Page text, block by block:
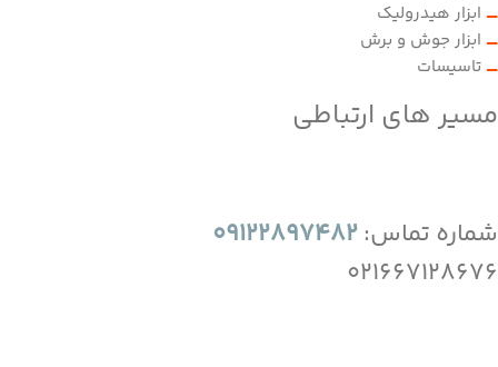
ابزار هیدرولیک
ابزار جوش و برش
تاسیسات
مسیر های ارتباطی
شماره تماس:09122897482
021667128676